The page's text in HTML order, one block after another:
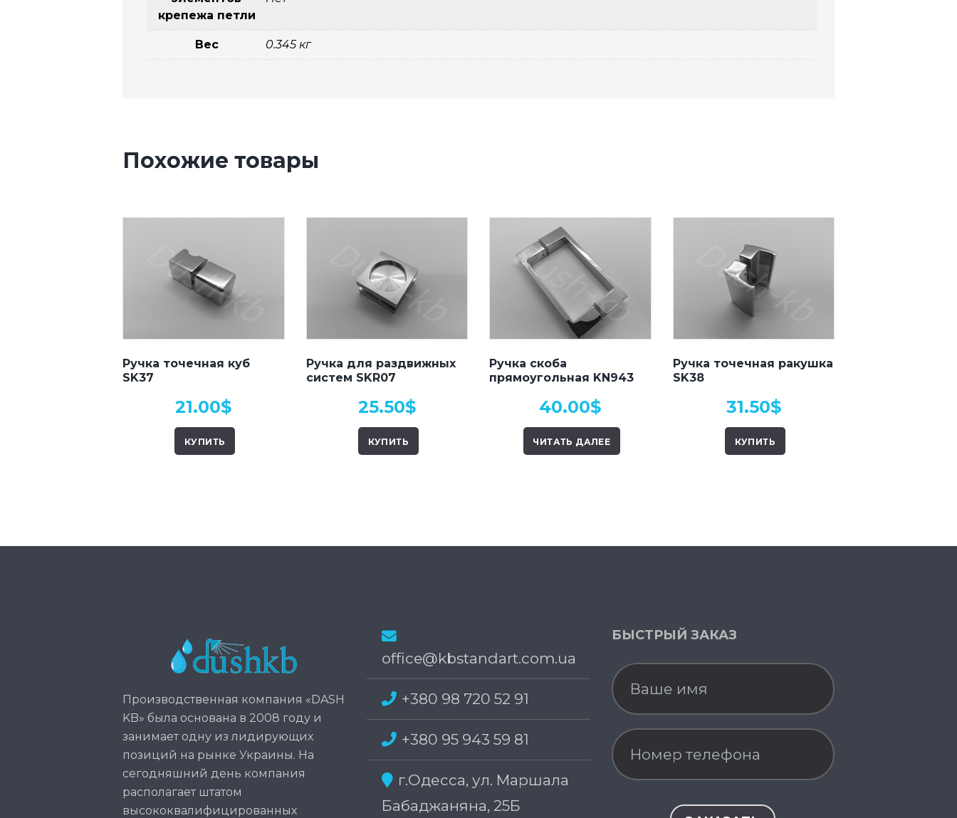
крепежа петли
Вес 0.345 кг
Похожие товары
Ручка точечная куб
SK37
21.00$
КУПИТЬ
Ручка для раздвижных
систем SKR07
25.50$
КУПИТЬ
Ручка скоба
прямоугольная KN943
40.00$
ЧИТАТЬ ДАЛЕЕ
Ручка точечная ракушка
SK38
31.50$
КУПИТЬ
Производственная компания «DASH
KB» была основана в 2008 году и
занимает одну из лидирующих
позиций на рынке Украины. На
сегодняшний день компания
располагает штатом
высококвалифицированных
office@kbstandart.com.ua
+380 98 720 52 91
+380 95 943 59 81
г.Одесса, ул. Маршала
Бабаджаняна, 25Б
БЫСТРЫЙ ЗАКАЗ